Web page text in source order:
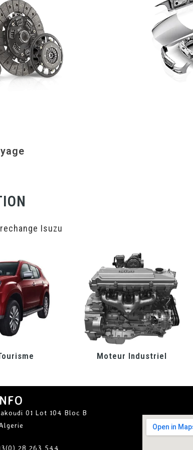
Isuzu
Moteur Industriel
01 Lot 104 Bloc B
28 263 544